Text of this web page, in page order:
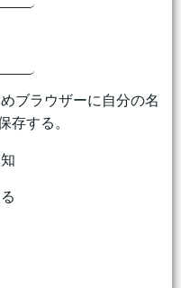
ブラウザーに自分の名
する。